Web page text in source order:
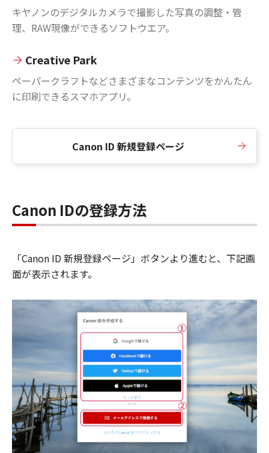
キヤノンのデジタルカメラで撮影した写真の調整・管
理、RAW現像ができるソフトウエア。
Creative Park
ペーパークラフトなどさまざまなコンテンツをかんたん
に印刷できるスマホアプリ。
Canon ID 新規登録ページ
Canon IDの登録方法
「Canon ID 新規登録ページ」ボタンより進むと、下記画
面が表示されます。